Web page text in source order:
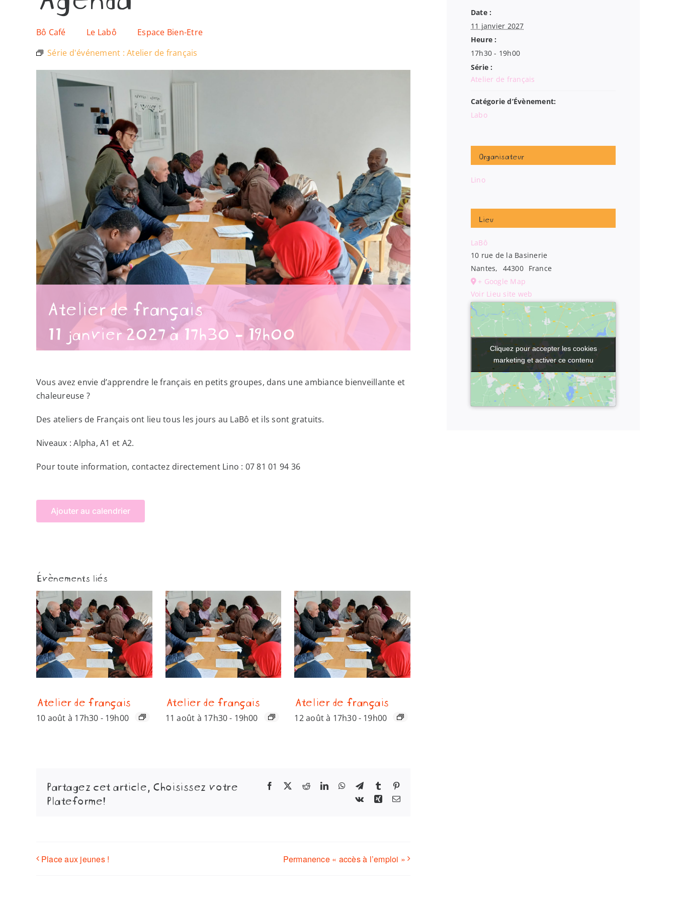
Bô Café Le Labô
Espace Bien-Etre
Série d'événement :Atelier de français
Atelier de français
11 janvier 2027 à 17h30 -19h00
Vous avez envie d’apprendre le français en petits groupes, dans une ambiance bienveillante et
chaleureuse ?
Des ateliers de Français ont lieu tous les jours au LaBô et ils sont gratuits.
Niveaux : Alpha, A1 et A2.
Pour toute information, contactez directement Lino : 07 81 01 94 36
Ajouter au calendrier
Évènements liés
Atelier de français
10 août à 17h30 - 19h00
Atelier de français
11 août à 17h30- 19h00
Atelier de français
12 août à 17h30- 19h00
Partagez cet article, Choisissez votre
Plateforme!
Facebook RedditLinkedInWhatsApp
TelegramTumblr
Vk
Xing Email
Place aux jeunes ! Permanence « accès à l’emploi »
Date :
11 janvier 2027
Heure :
17h30 - 19h00
Série :
Atelier de français
Catégorie d’Évènement:
Labo
Organisateur
Lino
Lieu
LaBô
10 rue de la Basinerie
Nantes, 44300 France
+ Google Map
Voir Lieu site web
Cliquez pour accepter les cookies
marketing et activer ce contenu
Cliquez pour accepter les cookies
marketing et activer ce contenu